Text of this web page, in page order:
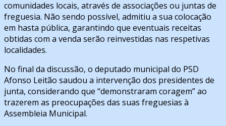
comunidades locais, através de associações ou juntas de
freguesia. Não sendo possível, admitiu a sua colocação
em hasta pública, garantindo que eventuais receitas
obtidas com a venda serão reinvestidas nas respetivas
localidades.
No final da discussão, o deputado municipal do PSD
Afonso Leitão saudou a intervenção dos presidentes de
junta, considerando que “demonstraram coragem” ao
trazerem as preocupações das suas freguesias à
Assembleia Municipal.